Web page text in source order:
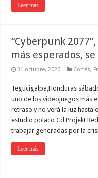
Leer más
“Cyberpunk
más esperados,
31 octubre, 2020 Cortés,
Tegucigalpa,Honduras
uno de los videojuegos más
retraso y no verá la luz hasta
estudio polaco Cd Projekt
trabajar generadas por la
Leer más